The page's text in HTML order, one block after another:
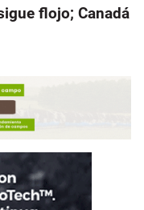
flojo; Canadá